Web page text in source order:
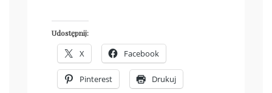
Udostępnij:
X Facebook
Pinterest Drukuj